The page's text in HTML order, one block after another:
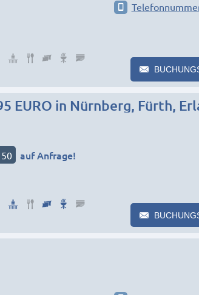
EURO in Nürnberg, Fürth,
50 auf Anfrage!